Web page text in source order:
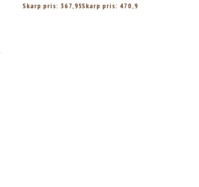
Skarp pris: 367,95Skarp pris: 470,95